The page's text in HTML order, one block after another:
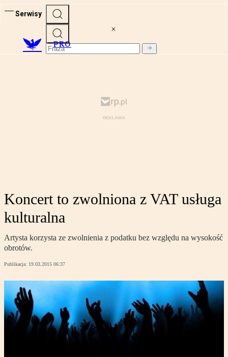
Serwisy
PRO
Koncert to zwolniona z VAT usługa
kulturalna
Artysta korzysta ze zwolnienia z podatku bez względu na wysokość
obrotów.
Publikacja: 19.03.2015 06:37